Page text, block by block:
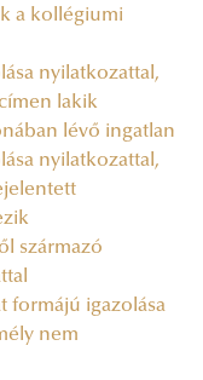
a kollégiumi
nyilatkozattal,
lakik
lévő ingatlan
nyilatkozattal,
származó
formájú igazolása
nem